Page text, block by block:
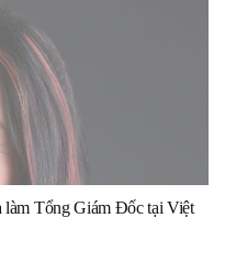
làm Tổng Giám Đốc tại Việt